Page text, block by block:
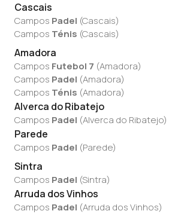
Cascais
Campos Padel (Cascais)
Campos Ténis (Cascais)
Amadora
Campos Futebol 7 (Amadora)
Campos Padel (Amadora)
Campos Ténis (Amadora)
Alverca do Ribatejo
Campos Padel (Alverca do Ribatejo)
Parede
Campos Padel (Parede)
Sintra
Campos Padel (Sintra)
Arruda dos Vinhos
Campos Padel (Arruda dos Vinhos)